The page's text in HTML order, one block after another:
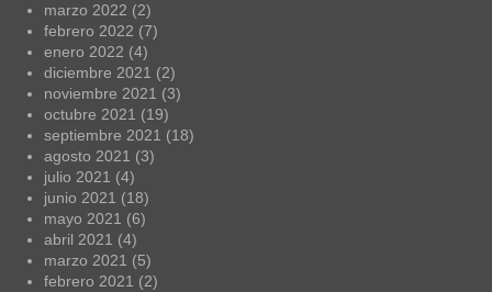
marzo 2022 (2)
febrero 2022 (7)
enero 2022 (4)
diciembre 2021 (2)
noviembre 2021 (3)
octubre 2021 (19)
septiembre 2021 (18)
agosto 2021 (3)
julio 2021 (4)
junio 2021 (18)
mayo 2021 (6)
abril 2021 (4)
marzo 2021 (5)
febrero 2021 (2)